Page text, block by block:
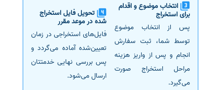
انتخاب موضوع و اقدام
برای استخراج
پس از انتخاب موضوع
توسط شما، ثبت سفارش
انجام و پس از واریز هزینه
مراحل استخراج صورت
می‌گیرد.
تحویل فایل استخراج
شده در موعد مقرر
فایل‌های استخراجی در زمان
تعیین‌شده آماده می‌گردد و
پس بررسی نهایی خدمتتان
ارسال می‌شود.